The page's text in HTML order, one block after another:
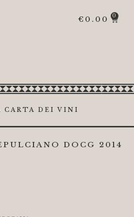
€ 0.00 0
CARTA DEI VINI
DOCG 2014